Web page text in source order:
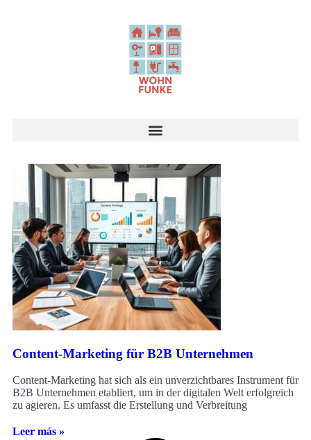
Content-Marketing für B2B Unternehmen
Content-Marketing hat sich als ein unverzichtbares Instrument für
B2B Unternehmen etabliert, um in der digitalen Welt erfolgreich
zu agieren. Es umfasst die Erstellung und Verbreitung
Leer más »